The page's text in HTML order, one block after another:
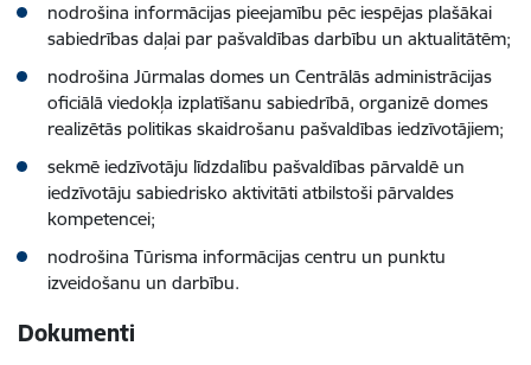
nodrošina informācijas pieejamību pēc iespējas plašākai
sabiedrības daļai par pašvaldības darbību un aktualitātēm;
nodrošina Jūrmalas domes un Centrālās administrācijas
oficiālā viedokļa izplatīšanu sabiedrībā, organizē domes
realizētās politikas skaidrošanu pašvaldības iedzīvotājiem;
sekmē iedzīvotāju līdzdalību pašvaldības pārvaldē un
iedzīvotāju sabiedrisko aktivitāti atbilstoši pārvaldes
kompetencei;
nodrošina Tūrisma informācijas centru un punktu
izveidošanu un darbību.
Dokumenti